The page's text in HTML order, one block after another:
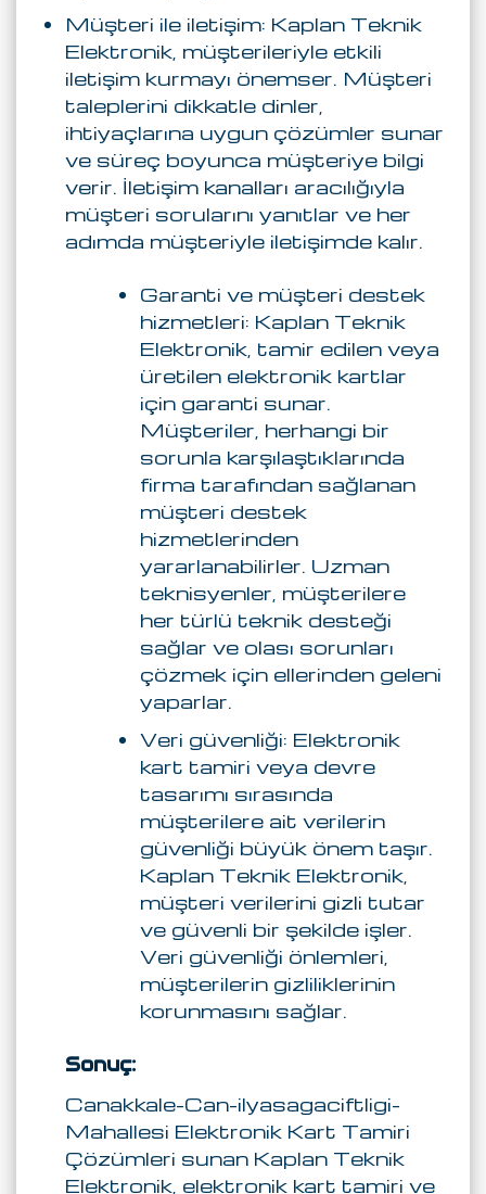
Müşteri ile iletişim: Kaplan Teknik
Elektronik, müşterileriyle etkili
iletişim kurmayı önemser. Müşteri
taleplerini dikkatle dinler,
ihtiyaçlarına uygun çözümler sunar
ve süreç boyunca müşteriye bilgi
verir. İletişim kanalları aracılığıyla
müşteri sorularını yanıtlar ve her
adımda müşteriyle iletişimde kalır.
Garanti ve müşteri destek
hizmetleri: Kaplan Teknik
Elektronik, tamir edilen veya
üretilen elektronik kartlar
için garanti sunar.
Müşteriler, herhangi bir
sorunla karşılaştıklarında
firma tarafından sağlanan
müşteri destek
hizmetlerinden
yararlanabilirler. Uzman
teknisyenler, müşterilere
her türlü teknik desteği
sağlar ve olası sorunları
çözmek için ellerinden geleni
yaparlar.
Veri güvenliği: Elektronik
kart tamiri veya devre
tasarımı sırasında
müşterilere ait verilerin
güvenliği büyük önem taşır.
Kaplan Teknik Elektronik,
müşteri verilerini gizli tutar
ve güvenli bir şekilde işler.
Veri güvenliği önlemleri,
müşterilerin gizliliklerinin
korunmasını sağlar.
Sonuç:
Canakkale-Can-ilyasagaciftligi-
Mahallesi Elektronik Kart Tamiri
Çözümleri sunan Kaplan Teknik
Elektronik, elektronik kart tamiri ve